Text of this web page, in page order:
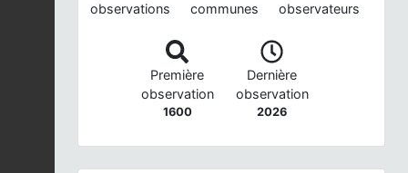
observations communes observateurs
Première
observation
1600
Dernière
observation
2026